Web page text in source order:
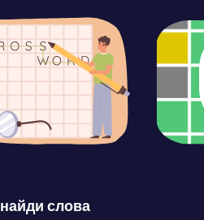
слова